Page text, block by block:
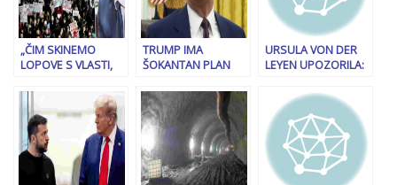
„ČIM SKINEMO
LOPOVE S VLASTI,
DRŽAVLJANSTVA
OVIMA IZ REPUBLIKE
SRPSKE…“: Burne
reakcije u redovima
Vučićeve opozicije,
spominju i Nešića…
TRUMP IMA
ŠOKANTAN PLAN
POPUT TORNADA:
Neće štedjeti
nikog…
URSULA VON DER
LEYEN UPOZORILA:
trenutak za Evropu i
svijet…